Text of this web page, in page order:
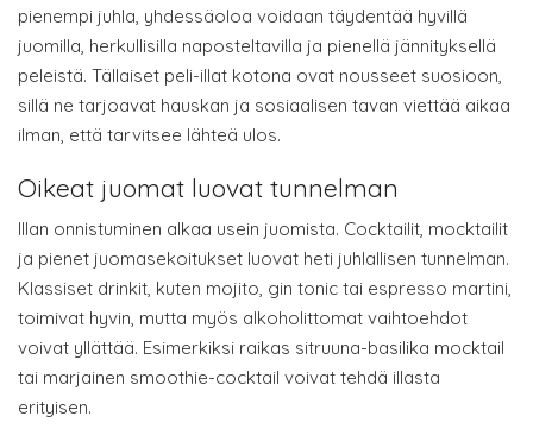
pienempi juhla, yhdessäoloa voidaan täydentää hyvillä
juomilla, herkullisilla naposteltavilla ja pienellä jännityksellä
peleistä. Tällaiset peli-illat kotona ovat nousseet suosioon,
sillä ne tarjoavat hauskan ja sosiaalisen tavan viettää aikaa
ilman, että tarvitsee lähteä ulos.
Oikeat juomat luovat tunnelman
Illan onnistuminen alkaa usein juomista. Cocktailit, mocktailit
ja pienet juomasekoitukset luovat heti juhlallisen tunnelman.
Klassiset drinkit, kuten mojito, gin tonic tai espresso martini,
toimivat hyvin, mutta myös alkoholittomat vaihtoehdot
voivat yllättää. Esimerkiksi raikas sitruuna-basilika mocktail
tai marjainen smoothie-cocktail voivat tehdä illasta
erityisen.